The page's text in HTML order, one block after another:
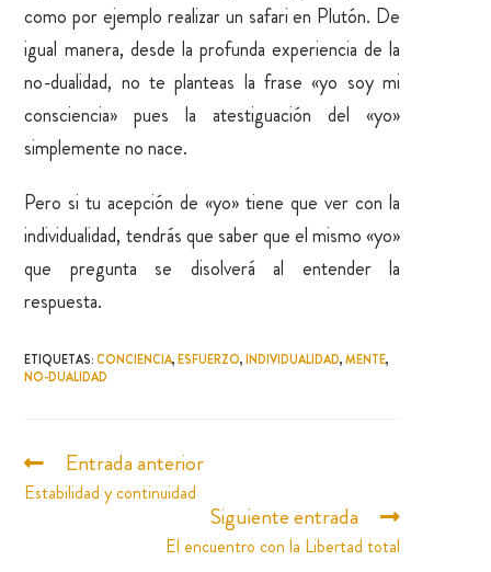
como por ejemplo realizar un safari en Plutón. De
igual manera, desde la profunda experiencia de la
no-dualidad, no te planteas la frase «yo soy mi
consciencia» pues la atestiguación del «yo»
simplemente no nace.
Pero si tu acepción de «yo» tiene que ver con la
individualidad, tendrás que saber que el mismo «yo»
que pregunta se disolverá al entender la
respuesta.
ETIQUETAS:CONCIENCIA, ESFUERZO, INDIVIDUALIDAD, MENTE,
NO-DUALIDAD
Entrada anterior
Estabilidad y continuidad
Siguiente entrada
El encuentro con la Libertad total